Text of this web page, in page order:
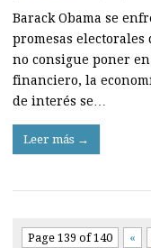
Barack Obama se
promesas
no consigue poner
financiero, la
de interés se…
Leer más →
Page 139 of 140 «